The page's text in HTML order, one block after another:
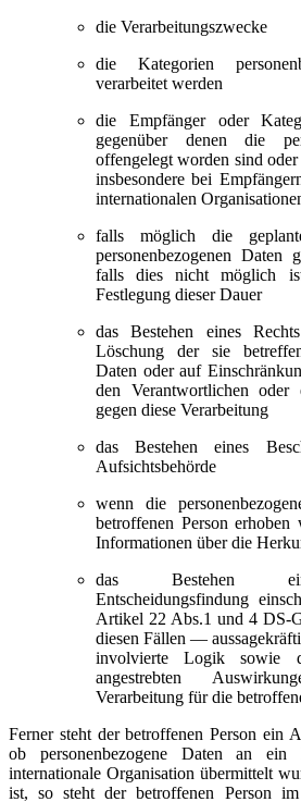
die Verarbeitungszwecke
die Kategorien
verarbeitet werden
die Empfänger oder
gegenüber denen die
offengelegt worden sind
insbesondere bei
internationalen
falls möglich die
personenbezogenen Daten
falls dies nicht möglich
Festlegung dieser Dauer
das Bestehen eines
Löschung der sie
Daten oder auf
den Verantwortlichen oder
gegen diese Verarbeitung
das Bestehen eines
Aufsichtsbehörde
wenn die
betroffenen Person
Informationen über die
das Bestehen
Entscheidungsfindung
Artikel 22 Abs.1 und 4
diesen Fällen —
involvierte Logik sowie
angestrebten
Verarbeitung für die
Ferner steht der betroffenen Person ein
ob personenbezogene Daten an
internationale Organisation übermittelt
ist, so steht der betroffenen Person